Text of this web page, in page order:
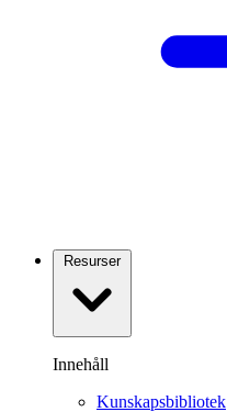
Resurser
Innehåll
Kunskapsbibliotek